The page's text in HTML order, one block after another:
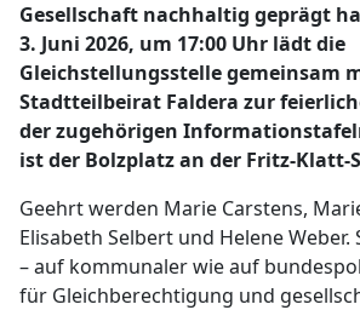
Gesellschaft nachhaltig geprägt
3. Juni 2026, um 17:00 Uhr lädt die
Gleichstellungsstelle gemeinsam
Stadtteilbeirat Faldera zur
der zugehörigen
ist der Bolzplatz an der Fritz-Klatt-
Geehrt werden Marie Carstens,
Elisabeth Selbert und Helene Weber.
– auf kommunaler wie auf
für Gleichberechtigung und